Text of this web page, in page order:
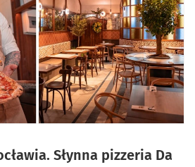
Słynna pizzeria Da